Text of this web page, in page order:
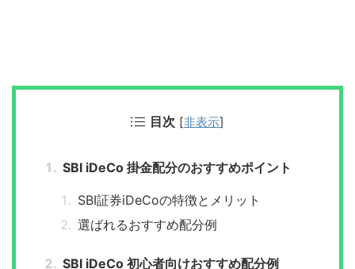
目次 [非表示]
SBI iDeCo 掛金配分のおすすめポイント
SBI証券iDeCoの特徴とメリット
選ばれるおすすめ配分例
SBI iDeCo 初心者向けおすすめ配分例